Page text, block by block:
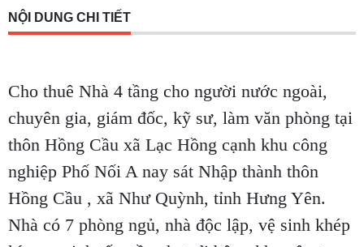
NỘI DUNG CHI TIẾT
Cho thuê Nhà 4 tầng cho người nước ngoài,
chuyên gia, giám đốc, kỹ sư, làm văn phòng tại
thôn Hồng Cầu xã Lạc Hồng cạnh khu công
nghiệp Phố Nối A nay sát Nhập thành thôn
Hồng Cầu , xã Như Quỳnh, tỉnh Hưng Yên.
Nhà có 7 phòng ngủ, nhà độc lập, vệ sinh khép